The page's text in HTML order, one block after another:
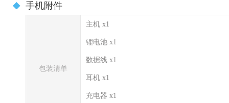
手机附件
包装清单
主机 x1
锂电池 x1
数据线 x1
耳机 x1
充电器 x1